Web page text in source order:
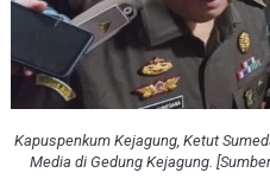
Kapuspenkum Kejagung, Ketut
Media di Gedung Kejagung.